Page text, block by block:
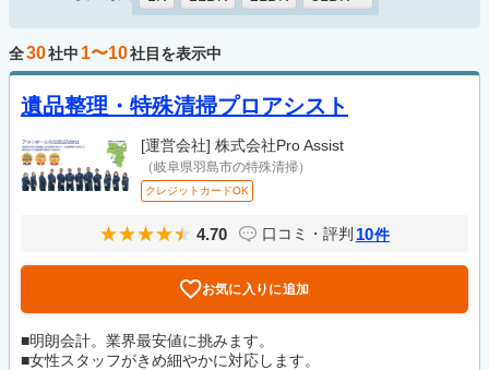
全30社中 1〜10社目を表示中
遺品整理・特殊清掃プロアシスト
[運営会社] 株式会社Pro Assist
（岐阜県羽島市の特殊清掃）
クレジットカードOK
4.70 口コミ・評判 10件
お気に入りに追加
■明朗会計。業界最安値に挑みます。
■女性スタッフがきめ細やかに対応します。